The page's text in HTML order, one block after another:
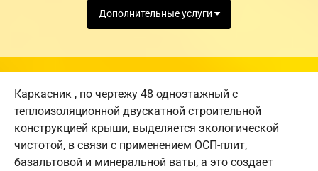
Дополнительные услуги
Каркасник , по чертежу 48 одноэтажный с
теплоизоляционной двускатной строительной
конструкцией крыши, выделяется экологической
чистотой, в связи с применением ОСП-плит,
базальтовой и минеральной ваты, а это создает